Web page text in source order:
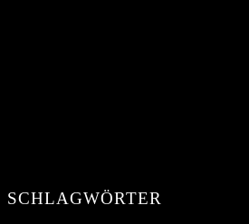
SCHLAGWÖRTER